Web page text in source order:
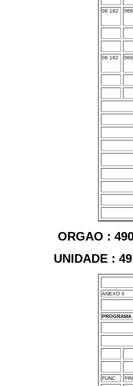
06 182
06 182
ORGAO :
UNIDADE :
ANEXO II
PROGRAMA
FUNC.